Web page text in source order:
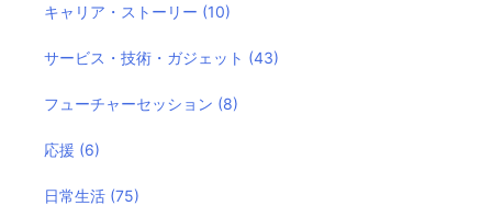
キャリア・ストーリー (10)
サービス・技術・ガジェット (43)
フューチャーセッション (8)
応援 (6)
日常生活 (75)